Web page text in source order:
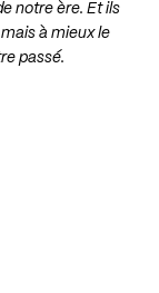
notre ère. Et ils
à mieux le
passé.